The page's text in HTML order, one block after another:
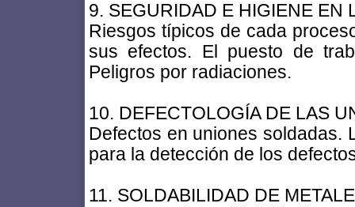
9. SEGURIDAD E HIGIENE EN
Riesgos típicos de cada
sus efectos. El puesto de
Peligros por radiaciones.
10. DEFECTOLOGÍA DE LAS
Defectos en uniones soldadas.
para la detección de los
11. SOLDABILIDAD DE